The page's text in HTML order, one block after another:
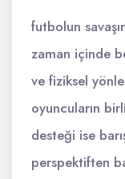
futbolun
zaman içinde
ve fiziksel
oyuncuların
desteği ise
perspektiften